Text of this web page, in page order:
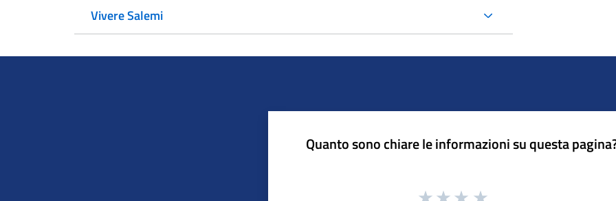
Vivere Salemi
Quanto sono chiare le informazioni su questa